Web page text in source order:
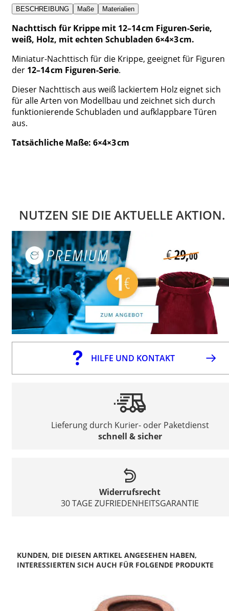
BESCHREIBUNG Maße Materialien
Nachttisch für Krippe mit 12–14 cm Figuren-Serie,
weiß, Holz, mit echten Schubladen 6×4×3 cm.
Miniatur-Nachttisch für die Krippe, geeignet für Figuren
der 12–14 cm Figuren-Serie.
Dieser Nachttisch aus weiß lackiertem Holz eignet sich
für alle Arten von Modellbau und zeichnet sich durch
funktionierende Schubladen und aufklappbare Türen
aus.
Tatsächliche Maße: 6×4×3 cm
NUTZEN SIE DIE AKTUELLE AKTION.
HILFE UND KONTAKT
Lieferung durch Kurier- oder Paketdienst
schnell & sicher
Widerrufsrecht
30 TAGE ZUFRIEDENHEITSGARANTIE
KUNDEN, DIE DIESEN ARTIKEL ANGESEHEN HABEN,
INTERESSIERTEN SICH AUCH FÜR FOLGENDE PRODUKTE